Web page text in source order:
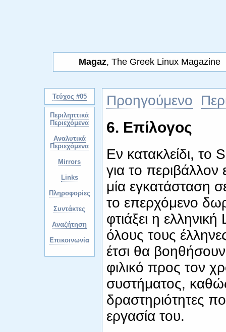
Magaz, The Greek Linux Magazine
Τεύχος #05
Περιληπτικά
Περιεχόμενα
Αναλυτικά
Περιεχόμενα
Mirrors
Links
Πληροφορίες
Συντάκτες
Αναζήτηση
Επικοινωνία
Προηγούμενο
6. Επίλογος
Εν κατακλείδι, το
για το περιβάλλον
μία εγκατάσταση
το επερχόμενο
φτιάξει η
όλους τους
έτσι θα βοηθήσουν
φιλικό προς τον
συστήματος,
δραστηριότητες
εργασία του.